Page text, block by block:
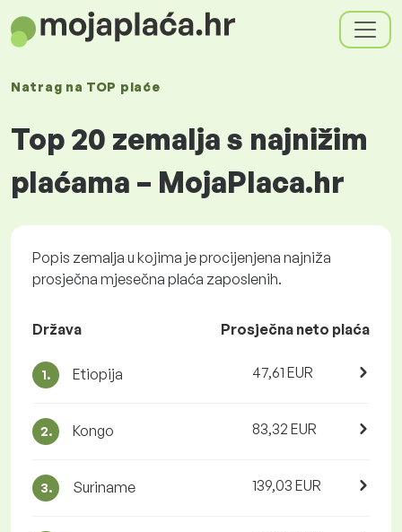
Natrag na TOP plaće
Top 20 zemalja s najnižim
plaćama – MojaPlaca.hr
Popis zemalja u kojima je procijenjena najniža
prosječna mjesečna plaća zaposlenih.
Država Prosječna neto plaća
1. Etiopija 47,61 EUR
2. Kongo 83,32 EUR
3. Suriname 139,03 EUR